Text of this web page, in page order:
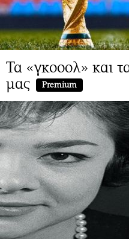
Τα «γκοοολ» και
μας
Premium